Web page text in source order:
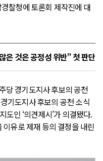
찰청에 토론회 제작진에 대
은 것은 공정성 위반” 첫 판단
당 경기도지사 후보의 공천
기도지사 후보의 공천 소식
인 ‘의견제시’가 의결됐다.
이유로 제재 등의 결정을 내린